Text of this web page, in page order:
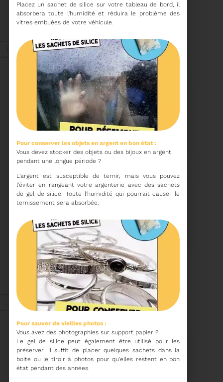
CONVOCATION ET
ORDRE DU JOUR DU
9H30
Voir plus
Fév. 2026
Recyclage
18/02/2026
des déchets végétaux
Voir plus
11/02/2026
PROCHAINE SÉANCE DU
COMITÉ SYNDICAL
CONVOCATION ET
ORDRE DU JOUR DU
COMITÉ SYNDICAL DU
MERCREDI 25 FÉVRIER A
9H30
Voir plus
Janv. 2026
Energie
Placez un sachet de silice sur votre tableau de bord, il
absorbera toute l'humidité et réduira le problème des
vitres embuées de votre véhicule
Pour conserver les objets en argent en bon état :
Vous devez stocker des objets ou des bijoux en argent
pendant une longue période
L'argent est susceptible de ternir, mais vous pouvez
l'éviter en rangeant votre argenterie avec des sachets
de gel de silice. Toute l'humidité qui pourrait causer le
ternissement sera absorbée.
Pour sauver de vieilles photos :
Vous avez des photographies sur support papier
Le gel de silice peut également être utilisé pour les
préserver. Il suffit de placer quelques sachets dans la
boite ou le tiroir à photos pour qu'elles restent en bon
état pendant des années.